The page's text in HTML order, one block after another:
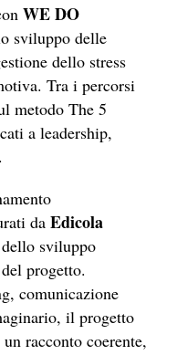
WE DO
sviluppo delle
dello stress
Tra i percorsi
metodo The 5
a leadership,
da Edicola
sviluppo
progetto.
comunicazione
il progetto
racconto coerente,